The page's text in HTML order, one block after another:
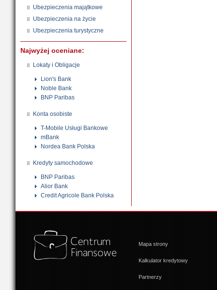
Ubezpieczenia majątkowe
Ubezpieczenia na życie
Ubezpieczenia turystyczne
Najwyżej oceniane:
Lokaty i Obligacje
Lion's Bank
Noble Bank
BNP Paribas
Konta osobiste
T-Mobile Usługi Bankowe
mBank
Nordea Bank Polska
Kredyty samochodowe
BNP Paribas
Alior Bank
Credit Agricole Bank Polska
Mapa strony
Kalkulator kredytowy
Partnerzy